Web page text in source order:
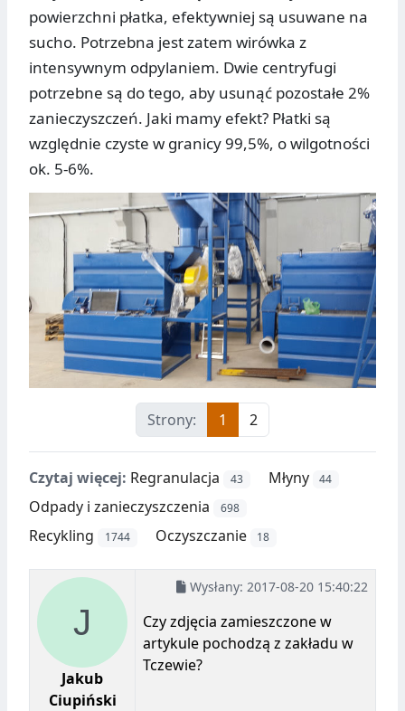
powierzchni płatka, efektywniej są usuwane na
sucho. Potrzebna jest zatem wirówka z
intensywnym odpylaniem. Dwie centryfugi
potrzebne są do tego, aby usunąć pozostałe 2%
zanieczyszczeń. Jaki mamy efekt? Płatki są
względnie czyste w granicy 99,5%, o wilgotności
ok. 5-6%.
Strony: 1 2
Czytaj więcej: Regranulacja 43 Młyny 44
Odpady i zanieczyszczenia 698
Recykling 1744 Oczyszczanie 18
Jakub
Ciupiński
Wysłany: 2017-08-20 15:40:22
Czy zdjęcia zamieszczone w
artykule pochodzą z zakładu w
Tczewie?